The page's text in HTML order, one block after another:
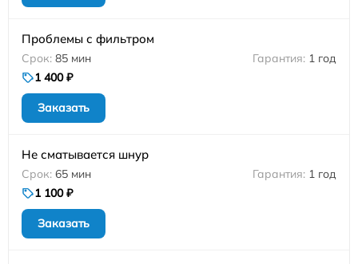
Проблемы с фильтром
85 мин
1 год
1 400 ₽
Заказать
Не сматывается шнур
65 мин
1 год
1 100 ₽
Заказать